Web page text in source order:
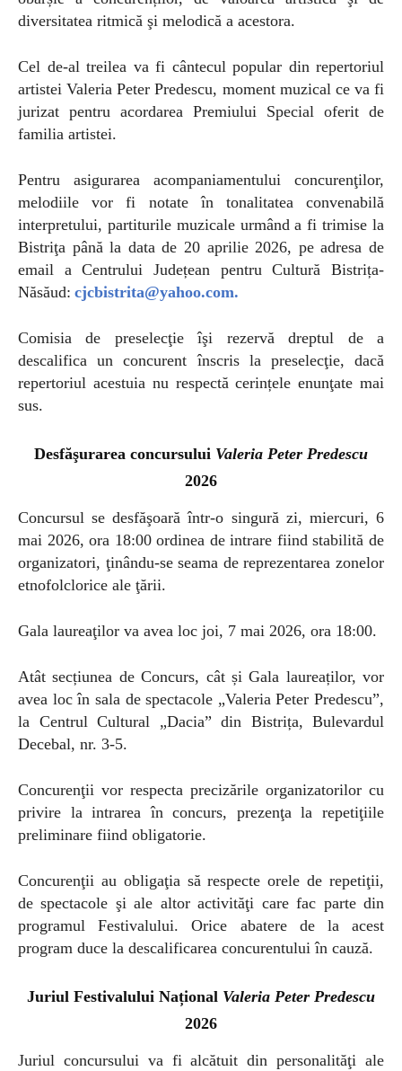
diversitatea ritmică şi melodică a acestora.
Cel de-al treilea va fi cântecul popular din repertoriul
artistei Valeria Peter Predescu, moment muzical ce va fi
jurizat pentru acordarea Premiului Special oferit de
familia artistei.
Pentru asigurarea acompaniamentului concurenţilor,
melodiile vor fi notate în tonalitatea convenabilă
interpretului, partiturile muzicale urmând a fi trimise la
Bistriţa până la data de 20 aprilie 2026, pe adresa de
email a Centrului Județean pentru Cultură Bistrița-
Năsăud: cjcbistrita@yahoo.com.
Comisia de preselecţie îşi rezervă dreptul de a
descalifica un concurent înscris la preselecţie, dacă
repertoriul acestuia nu respectă cerințele enunţate mai
sus.
Desfăşurarea concursului Valeria Peter Predescu
2026
Concursul se desfăşoară într-o singură zi, miercuri, 6
mai 2026, ora 18:00 ordinea de intrare fiind stabilită de
organizatori, ţinându-se seama de reprezentarea zonelor
etnofolclorice ale ţării.
Gala laureaţilor va avea loc joi, 7 mai 2026, ora 18:00.
Atât secțiunea de Concurs, cât și Gala laureaților, vor
avea loc în sala de spectacole „Valeria Peter Predescu”,
la Centrul Cultural „Dacia” din Bistrița, Bulevardul
Decebal, nr. 3-5.
Concurenţii vor respecta precizările organizatorilor cu
privire la intrarea în concurs, prezenţa la repetiţiile
preliminare fiind obligatorie.
Concurenţii au obligaţia să respecte orele de repetiţii,
de spectacole şi ale altor activităţi care fac parte din
programul Festivalului. Orice abatere de la acest
program duce la descalificarea concurentului în cauză.
Juriul Festivalului Național Valeria Peter Predescu
2026
Juriul concursului va fi alcătuit din personalităţi ale